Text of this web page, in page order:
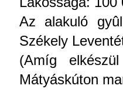
Az alakuló
Székely
(Amíg
Mátyáskúton